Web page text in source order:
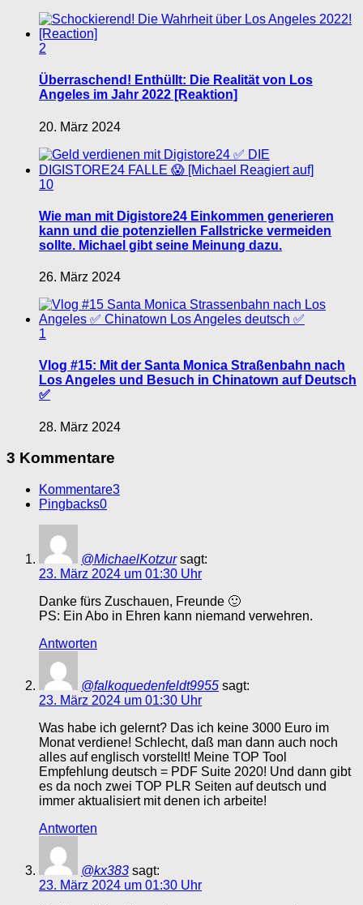
2
Überraschend! Enthüllt: Die Realität von Los
Angeles im Jahr 2022 [Reaktion]
20. März 2024
10
Wie man mit Digistore24 Einkommen generieren
kann und die potenziellen Fallstricke vermeiden
sollte. Michael gibt seine Meinung dazu.
26. März 2024
1
Vlog #15: Mit der Santa Monica Straßenbahn nach
Los Angeles und Besuch in Chinatown auf Deutsch
✅
28. März 2024
3 Kommentare
Kommentare3
Pingbacks0
@MichaelKotzur sagt:
23. März 2024 um 01:30 Uhr
Danke fürs Zuschauen, Freunde 🙂
PS: Ein Abo in Ehren kann niemand verwehren.
Antworten
@falkoquedenfeldt9955 sagt:
23. März 2024 um 01:30 Uhr
Was habe ich gelernt? Das ich keine 3000 Euro im
Monat verdiene! Schlecht, daß man dann auch noch
alles auf englisch vorstellt! Meine TOP Tool
Empfehlung deutsch = PDF Suite 2020! Und dann gibt
es da noch zwei TOP PLR Seiten auf deutsch und
immer aktualisiert mit denen ich arbeite!
Antworten
@kx383 sagt:
23. März 2024 um 01:30 Uhr